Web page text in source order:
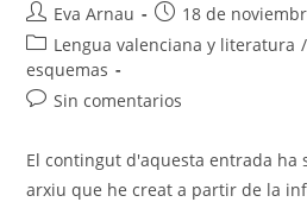
Autor
de
la
entrada:
Eva Arnau
Publicación
de
18 de
Categoría
de
la
Lengua valenciana y literatura /
esquemas
Comentarios
la
entrada:
Sin comentarios
El contingut d'aquesta entrada ha
arxiu que he creat a partir de la